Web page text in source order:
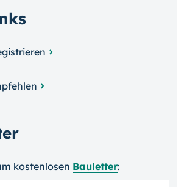
kosten­losen Bauletter: